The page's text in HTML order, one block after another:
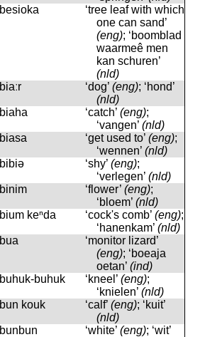
besioka
‘tree leaf with which
one can sand’
(eng); ‘boomblad
waarmeê men
kan schuren’
(nld)
biaːr ‘dog’ (eng); ‘hond’
(nld)
biaha ‘catch’ (eng);
‘vangen’ (nld)
biasa ‘get used to’ (eng);
‘wennen’ (nld)
bibiə ‘shy’ (eng);
‘verlegen’ (nld)
binim ‘flower’ (eng);
‘bloem’ (nld)
bium keⁿda ‘cock's comb’ (eng);
‘hanenkam’ (nld)
bua
‘monitor lizard’
(eng); ‘boeaja
oetan’ (ind)
buhuk-buhuk ‘kneel’ (eng);
‘knielen’ (nld)
bun kouk ‘calf’ (eng); ‘kuit’
(nld)
bunbun ‘white’ (eng); ‘wit’